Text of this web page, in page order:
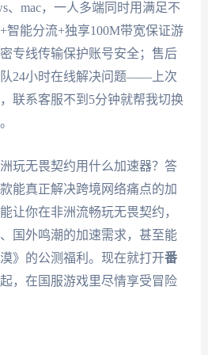
、mac，一人多端同时用满足不
智能分流+独享100M带宽保证游
专线传输保护账号安全；售后
24小时在线解决问题——上次
联系客服不到5分钟就帮我切换
玩无畏契约用什么加速器？答
能真正解决跨境网络痛点的加
让你在非洲流畅玩无畏契约，
国外鸣潮的加速需求，甚至能
》的公测福利。现在就打开番
，在国服游戏里尽情享受冒险